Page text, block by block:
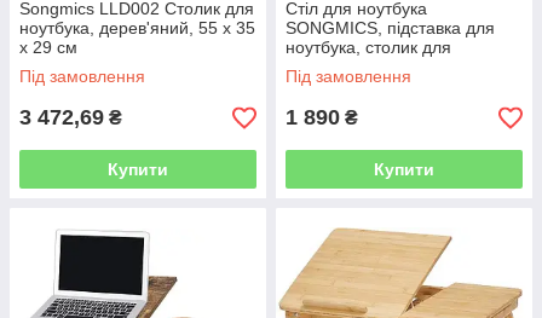
Songmics LLD002 Столик для
ноутбука, дерев'яний, 55 x 35
x 29 см
Під замовлення
3 472,69 ₴
Купити
Стіл для ноутбука
SONGMICS, підставка для
ноутбука, столик для
ноутбука, піднос для
сніданку, складні ніжки,
Під замовлення
1 890 ₴
Купити